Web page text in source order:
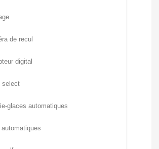
de recul
digital
select
glaces automatiques
automatiques